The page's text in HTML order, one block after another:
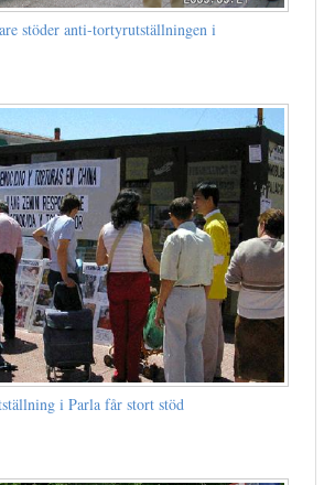
stöder anti-tortyrutställningen i
i Parla får stort stöd